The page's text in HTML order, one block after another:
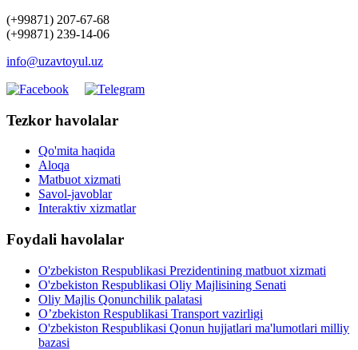
(+99871) 207-67-68
(+99871) 239-14-06
info@uzavtoyul.uz
Tezkor havolalar
Qo'mita haqida
Aloqa
Matbuot xizmati
Savol-javoblar
Interaktiv xizmatlar
Foydali havolalar
O'zbekiston Respublikasi Prezidentining matbuot xizmati
O'zbekiston Respublikasi Oliy Majlisining Senati
Oliy Majlis Qonunchilik palatasi
O’zbekiston Respublikasi Transport vazirligi
O'zbekiston Respublikasi Qonun hujjatlari ma'lumotlari milliy
bazasi